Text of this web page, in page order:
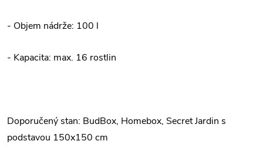
- Objem nádrže: 100 l
- Kapacita: max. 16 rostlin
Doporučený stan: BudBox, Homebox, Secret Jardin s
podstavou 150x150 cm